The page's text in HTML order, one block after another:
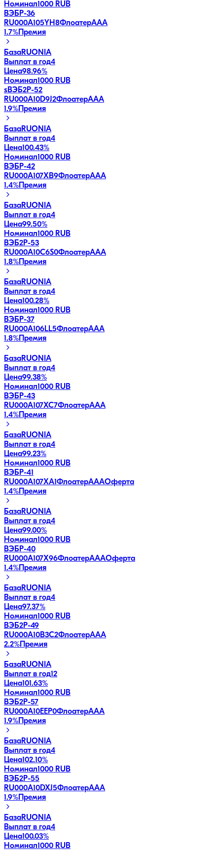
Номинал1000 RUB
ВЭБP-36
RU000A105YH8ФлоатерAAA
1.7%Премия
БазаRUONIA
Выплат в год4
Цена98.96%
Номинал1000 RUB
sВЭБ2Р-52
RU000A10D9J2ФлоатерAAA
1.9%Премия
БазаRUONIA
Выплат в год4
Цена100.43%
Номинал1000 RUB
ВЭБP-42
RU000A107XB9ФлоатерAAA
1.4%Премия
БазаRUONIA
Выплат в год4
Цена99.50%
Номинал1000 RUB
ВЭБ2Р-53
RU000A10C6S0ФлоатерAAA
1.8%Премия
БазаRUONIA
Выплат в год4
Цена100.28%
Номинал1000 RUB
ВЭБP-37
RU000A106LL5ФлоатерAAA
1.8%Премия
БазаRUONIA
Выплат в год4
Цена99.38%
Номинал1000 RUB
ВЭБP-43
RU000A107XC7ФлоатерAAA
1.4%Премия
БазаRUONIA
Выплат в год4
Цена99.23%
Номинал1000 RUB
ВЭБP-41
RU000A107XA1ФлоатерAAAОферта
1.4%Премия
БазаRUONIA
Выплат в год4
Цена99.00%
Номинал1000 RUB
ВЭБP-40
RU000A107X96ФлоатерAAAОферта
1.4%Премия
БазаRUONIA
Выплат в год4
Цена97.37%
Номинал1000 RUB
ВЭБ2Р-49
RU000A10B3C2ФлоатерAAA
2.2%Премия
БазаRUONIA
Выплат в год12
Цена101.63%
Номинал1000 RUB
ВЭБ2Р-57
RU000A10EEP0ФлоатерAAA
1.9%Премия
БазаRUONIA
Выплат в год4
Цена102.10%
Номинал1000 RUB
ВЭБ2Р-55
RU000A10DXJ5ФлоатерAAA
1.9%Премия
БазаRUONIA
Выплат в год4
Цена100.03%
Номинал1000 RUB